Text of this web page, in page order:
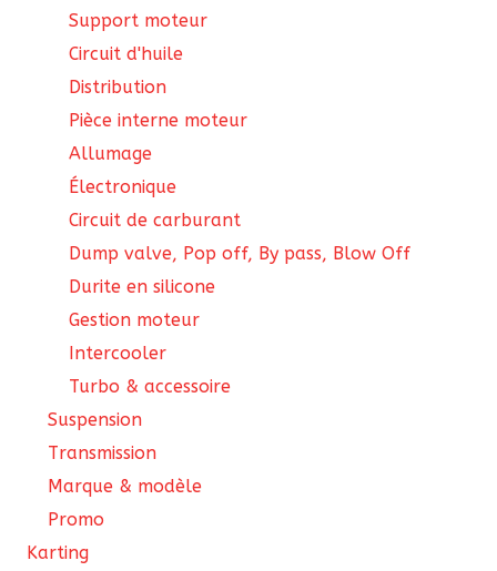
Support moteur
Circuit d'huile
Distribution
Pièce interne moteur
Allumage
Électronique
Circuit de carburant
Dump valve, Pop off, By pass, Blow Off
Durite en silicone
Gestion moteur
Intercooler
Turbo & accessoire
Suspension
Transmission
Marque & modèle
Promo
Karting